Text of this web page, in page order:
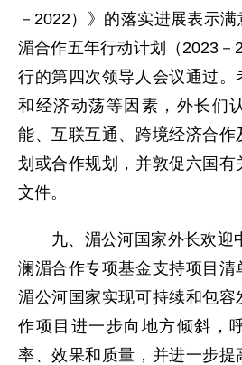
－2022）》的落实进展表示
湄合作五年行动计划（2023－
行的第四次领导人会议通过
和经济动荡等因素，外长们
能、互联互通、跨境经济合
划或合作规划，并敦促六国有
文件。
九、湄公河国家外长欢迎
澜湄合作专项基金支持项目
湄公河国家实现可持续和包容
作项目进一步向地方倾斜，
率、效果和质量，并进一步提